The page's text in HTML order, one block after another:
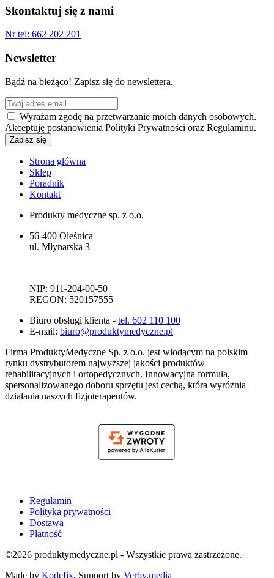
Skontaktuj się z nami
Nr tel: 662 202 201
Newsletter
Bądź na bieżąco! Zapisz się do newslettera.
Wyrażam zgodę na przetwarzanie moich danych osobowych.
Akceptuję postanowienia Polityki Prywatności oraz Regulaminu.
Strona główna
Sklep
Poradnik
Kontakt
Produkty medyczne sp. z o.o.
56-400 Oleśnica
ul. Młynarska 3
NIP: 911-204-00-50
REGON: 520157555
Biuro obsługi klienta - tel. 602 110 100
E-mail: biuro@produktymedyczne.pl
Firma ProduktyMedyczne Sp. z o.o. jest wiodącym na polskim
rynku dystrybutorem najwyższej jakości produktów
rehabilitacyjnych i ortopedycznych. Innowacyjna formuła,
spersonalizowanego doboru sprzętu jest cechą, która wyróżnia
działania naszych fizjoterapeutów.
Regulamin
Polityka prywatności
Dostawa
Płatność
©2026 produktymedyczne.pl - Wszystkie prawa zastrzeżone.
Made by Kodefix, Support by Verby.media